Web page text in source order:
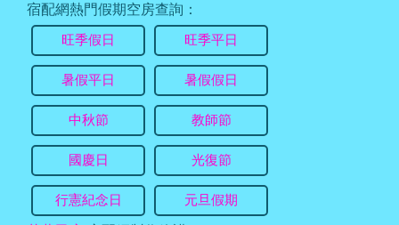
宿配網熱門假期空房查詢：
旺季假日 旺季平日
暑假平日 暑假假日
中秋節 教師節
國慶日 光復節
行憲紀念日 元旦假期